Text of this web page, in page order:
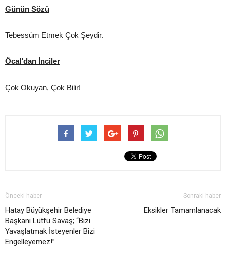
Günün Sözü
Tebessüm Etmek Çok Şeydir.
Öcal’dan İnciler
Çok Okuyan, Çok Bilir!
Önceki haber
Hatay Büyükşehir Belediye
Başkanı Lütfü Savaş; “Bizi
Yavaşlatmak İsteyenler Bizi
Engelleyemez!”
Sonraki haber
Eksikler Tamamlanacak